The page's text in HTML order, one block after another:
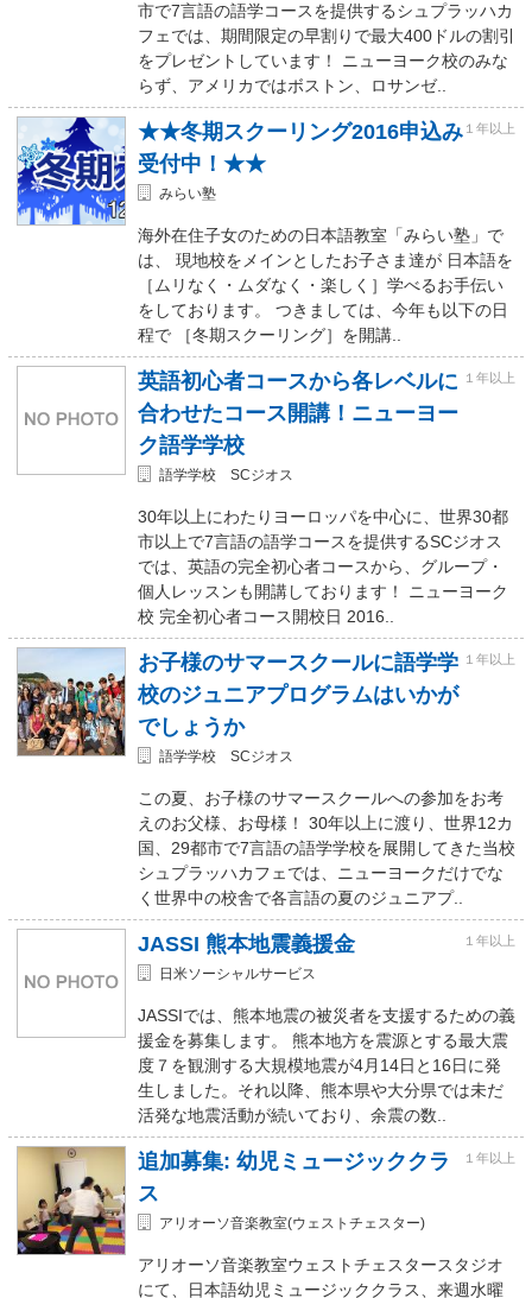
市で7言語の語学コースを提供するシュプラッハカ
フェでは、期間限定の早割りで最大400ドルの割引
をプレゼントしています！ ニューヨーク校のみな
らず、アメリカではボストン、ロサンゼ..
★★冬期スクーリング2016申込み
受付中！★★
１年以上
みらい塾
海外在住子女のための日本語教室「みらい塾」で
は、 現地校をメインとしたお子さま達が 日本語を
［ムリなく・ムダなく・楽しく］学べるお手伝い
をしております。 つきましては、今年も以下の日
程で ［冬期スクーリング］を開講..
英語初心者コースから各レベルに
合わせたコース開講！ニューヨー
ク語学学校
１年以上
語学学校 SCジオス
30年以上にわたりヨーロッパを中心に、世界30都
市以上で7言語の語学コースを提供するSCジオス
では、英語の完全初心者コースから、グループ・
個人レッスンも開講しております！ ニューヨーク
校 完全初心者コース開校日 2016..
お子様のサマースクールに語学学
校のジュニアプログラムはいかが
でしょうか
１年以上
語学学校 SCジオス
この夏、お子様のサマースクールへの参加をお考
えのお父様、お母様！ 30年以上に渡り、世界12カ
国、29都市で7言語の語学学校を展開してきた当校
シュプラッハカフェでは、ニューヨークだけでな
く世界中の校舎で各言語の夏のジュニアプ..
JASSI 熊本地震義援金 １年以上
日米ソーシャルサービス
JASSIでは、熊本地震の被災者を支援するための義
援金を募集します。 熊本地方を震源とする最大震
度７を観測する大規模地震が4月14日と16日に発
生しました。それ以降、熊本県や大分県では未だ
活発な地震活動が続いており、余震の数..
追加募集: 幼児ミュージッククラ
ス
１年以上
アリオーソ音楽教室(ウェストチェスター)
アリオーソ音楽教室ウェストチェスタースタジオ
にて、日本語幼児ミュージッククラス、来週水曜